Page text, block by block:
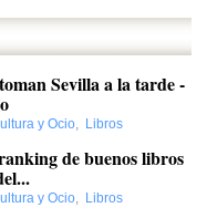
Sevilla a la tarde -
y Ocio, Libros
de buenos libros
y Ocio, Libros